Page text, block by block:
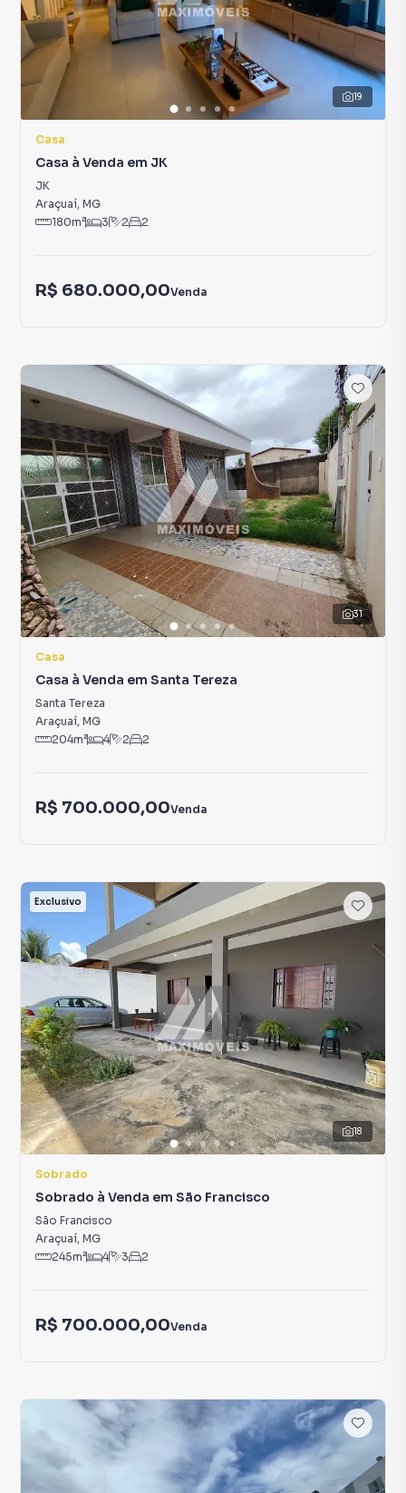
19
Casa
Casa à Venda em JK
JK
Araçuaí, MG
180m² 3 2 2
R$ 680.000,00Venda
31
Casa
Casa à Venda em Santa Tereza
Santa Tereza
Araçuaí, MG
204m² 4 2 2
R$ 700.000,00Venda
Exclusivo
18
Sobrado
Sobrado à Venda em São Francisco
São Francisco
Araçuaí, MG
245m² 4 3 2
R$ 700.000,00Venda